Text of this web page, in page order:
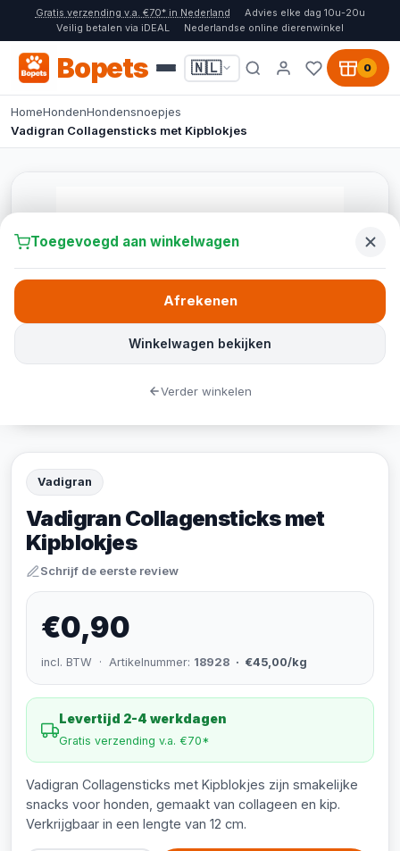
Gratis verzending v.a. €70* in Nederland
Advies elke dag 10u-20u
Veilig betalen via iDEAL
Nederlandse online dierenwinkel
Bopets 🇳🇱 0
HomeHondenHondensnoepjes
Vadigran Collagensticks met Kipblokjes
Vadigran
Vadigran Collagensticks met
Kipblokjes
Schrijf de eerste review
€0,90
incl. BTW · Artikelnummer: 18928 · €45,00/kg
Levertijd 2-4 werkdagen
Gratis verzending v.a. €70*
Vadigran Collagensticks met Kipblokjes zijn smakelijke
snacks voor honden, gemaakt van collageen en kip.
Verkrijgbaar in een lengte van 12 cm.
Toegevoegd aan winkelwagen
Winkelwagen bekijken
Afrekenen
Verder winkelen